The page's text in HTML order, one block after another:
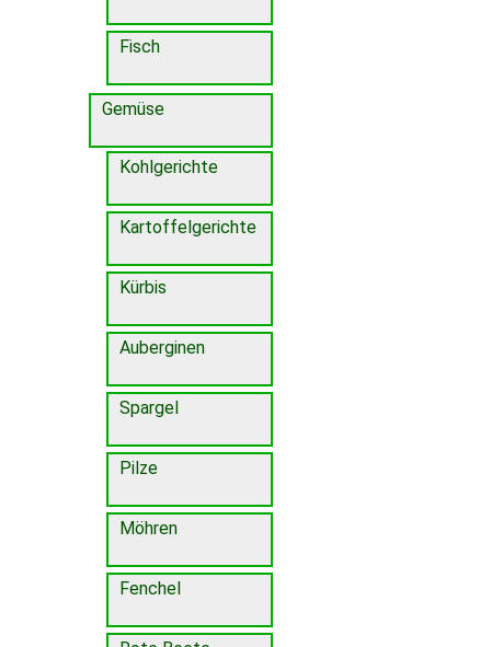
Fisch
Gemüse
Kohlgerichte
Kartoffelgerichte
Kürbis
Auberginen
Spargel
Pilze
Möhren
Fenchel